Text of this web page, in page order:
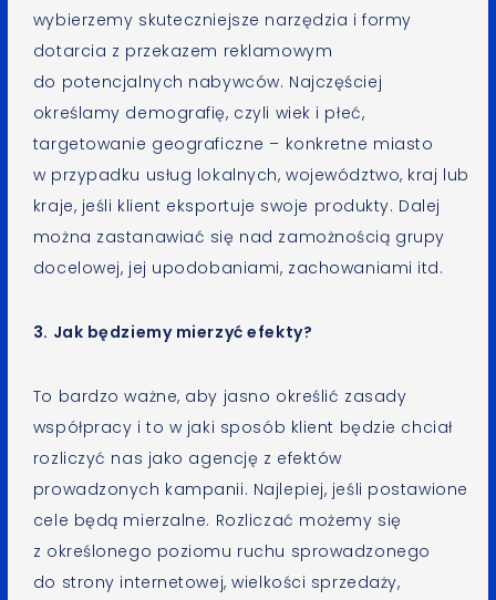
wybierzemy skuteczniejsze narzędzia i formy
dotarcia z przekazem reklamowym
do potencjalnych nabywców. Najczęściej
określamy demografię, czyli wiek i płeć,
targetowanie geograficzne – konkretne miasto
w przypadku usług lokalnych, województwo, kraj lub
kraje, jeśli klient eksportuje swoje produkty. Dalej
można zastanawiać się nad zamożnością grupy
docelowej, jej upodobaniami, zachowaniami itd.
3. Jak będziemy mierzyć efekty?
To bardzo ważne, aby jasno określić zasady
współpracy i to w jaki sposób klient będzie chciał
rozliczyć nas jako agencję z efektów
prowadzonych kampanii. Najlepiej, jeśli postawione
cele będą mierzalne. Rozliczać możemy się
z określonego poziomu ruchu sprowadzonego
do strony internetowej, wielkości sprzedaży,